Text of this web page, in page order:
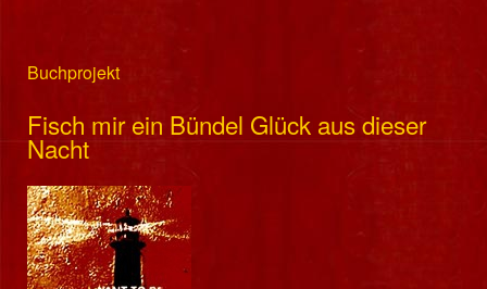
Buchprojekt
Fisch mir ein Bündel Glück aus dieser
Nacht